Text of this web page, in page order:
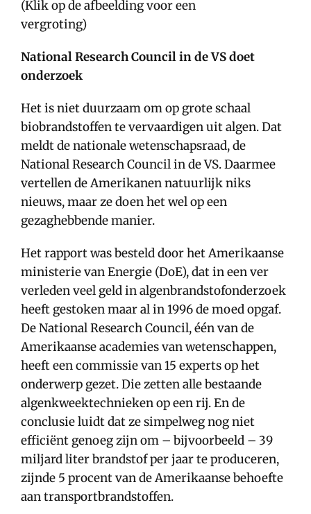
(Klik op de afbeelding voor een
vergroting)
National Research Council in de VS doet
onderzoek
Het is niet duurzaam om op grote schaal
biobrandstoffen te vervaardigen uit algen. Dat
meldt de nationale wetenschapsraad, de
National Research Council in de VS. Daarmee
vertellen de Amerikanen natuurlijk niks
nieuws, maar ze doen het wel op een
gezaghebbende manier.
Het rapport was besteld door het Amerikaanse
ministerie van Energie (DoE), dat in een ver
verleden veel geld in algenbrandstofonderzoek
heeft gestoken maar al in 1996 de moed opgaf.
De National Research Council, één van de
Amerikaanse academies van wetenschappen,
heeft een commissie van 15 experts op het
onderwerp gezet. Die zetten alle bestaande
algenkweektechnieken op een rij. En de
conclusie luidt dat ze simpelweg nog niet
efficiënt genoeg zijn om – bijvoorbeeld – 39
miljard liter brandstof per jaar te produceren,
zijnde 5 procent van de Amerikaanse behoefte
aan transportbrandstoffen.